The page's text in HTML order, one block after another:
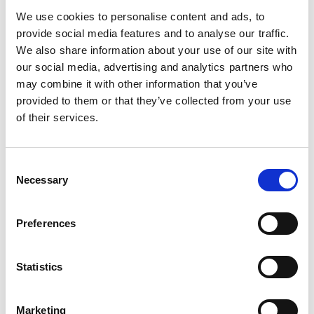
We use cookies to personalise content and ads, to
provide social media features and to analyse our traffic.
We also share information about your use of our site with
our social media, advertising and analytics partners who
may combine it with other information that you’ve
provided to them or that they’ve collected from your use
of their services.
Selection
Necessary
Preferences
Statistics
Marketing
January 26, 2026
Haier spelar på den globala
tennisscenen under Australian Open
Haier spelar på den globala tennisscenen
under Australian Open
Läs mer
October 27, 2025